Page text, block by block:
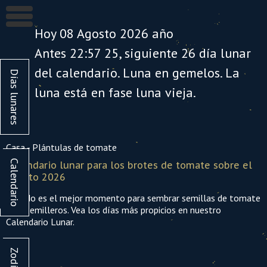
Hoy 08 Agosto 2026 año
Antes 22:57 25, siguiente 26 día lunar
del calendario. Luna en gemelos. La
luna está en fase luna vieja.
Días lunares
Calendario
Septiembre
1 2 3 4 5 6
7 8 9 10
14
Octubre
1 2
Casa- Plántulas de tomate
Calendario lunar para los brotes de tomate sobre el
Agosto 2026
Cuándo es el mejor momento para sembrar semillas de tomate
para semilleros. Vea los días más propicios en nuestro
Calendario Lunar.